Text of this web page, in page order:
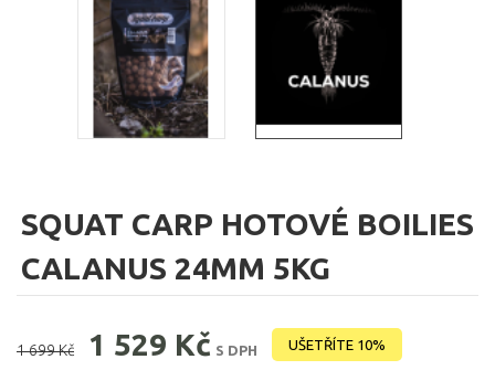
SQUAT CARP HOTOVÉ BOILIES
CALANUS 24MM 5KG
1 699 Kč 1 529 Kč S DPH UŠETŘÍTE 10%